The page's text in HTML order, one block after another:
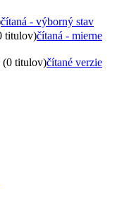
čítaná - výborný stav
titulov)čítaná - mierne
(0 titulov)čítané verzie